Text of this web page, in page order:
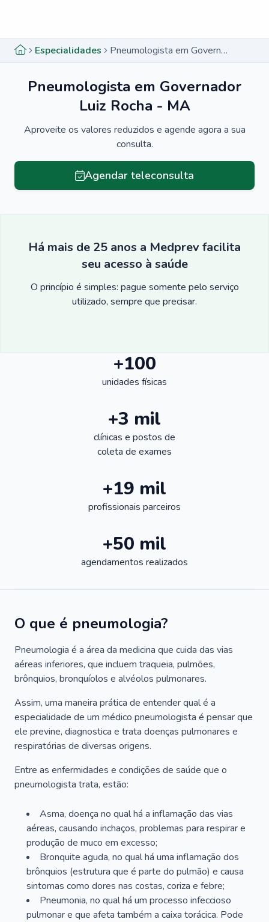
Especialidades Pneumologista em Governador Luiz Rocha - MA
Pneumologista em Governador
Luiz Rocha - MA
Aproveite os valores reduzidos e agende agora a sua
consulta.
Agendar teleconsulta
Há mais de 25 anos a Medprev facilita
seu acesso à saúde
O princípio é simples: pague somente pelo serviço
utilizado, sempre que precisar.
+100
unidades físicas
+3 mil
clínicas e postos de
coleta de exames
+19 mil
profissionais parceiros
+50 mil
agendamentos realizados
O que é pneumologia?
Pneumologia é a área da medicina que cuida das vias
aéreas inferiores, que incluem traqueia, pulmões,
brônquios, bronquíolos e alvéolos pulmonares.
Assim, uma maneira prática de entender qual é a
especialidade de um médico pneumologista é pensar que
ele previne, diagnostica e trata doenças pulmonares e
respiratórias de diversas origens.
Entre as enfermidades e condições de saúde que o
pneumologista trata, estão:
Asma, doença no qual há a inflamação das vias
aéreas, causando inchaços, problemas para respirar e
produção de muco em excesso;
Bronquite aguda, no qual há uma inflamação dos
brônquios (estrutura que é parte do pulmão) e causa
sintomas como dores nas costas, coriza e febre;
Pneumonia, no qual há um processo infeccioso
pulmonar e que afeta também a caixa torácica. Pode